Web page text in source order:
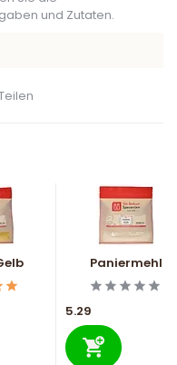
und Zutaten.
Paniermehl
5.29